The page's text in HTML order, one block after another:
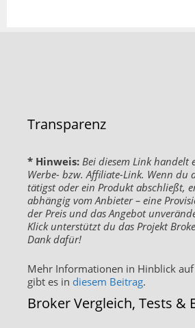
Transparenz
* Hinweis: Bei diesem Link handelt
Werbe- bzw. Affiliate-Link. Wenn du
tätigst oder ein Produkt abschließt,
abhängig vom Anbieter – eine
der Preis und das Angebot
Klick unterstützt du das Projekt
Dank dafür!
Mehr Informationen in Hinblick
gibt es in diesem Beitrag.
Broker Vergleich, Tests &